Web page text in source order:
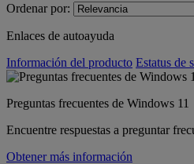
Ordenar por:
Enlaces de autoayuda
Información del producto Estatus de
Preguntas frecuentes de Windows 11
Encuentre respuestas a preguntar
Obtener más información